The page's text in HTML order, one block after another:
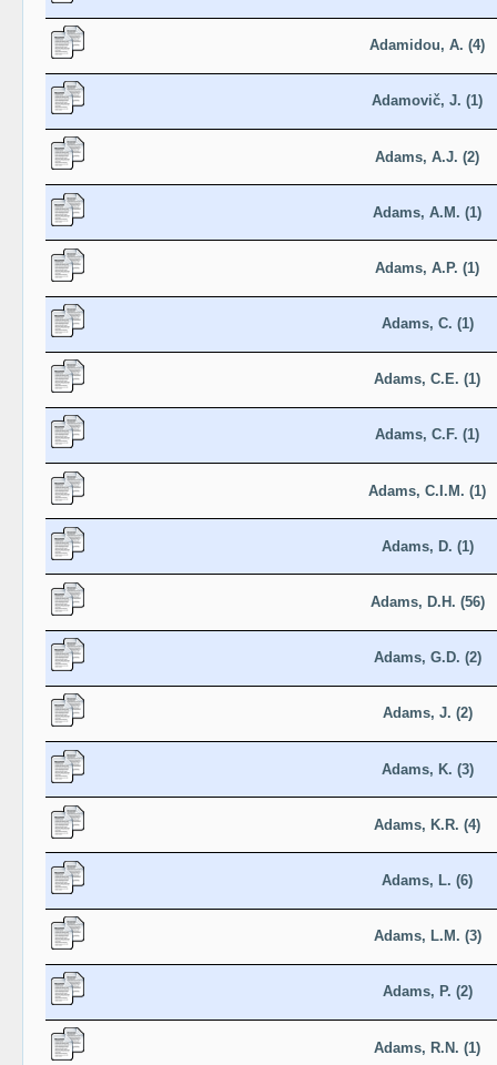
Adamidou, A. (4)
Adamovič, J. (1)
Adams, A.J. (2)
Adams, A.M. (1)
Adams, A.P. (1)
Adams, C. (1)
Adams, C.E. (1)
Adams, C.F. (1)
Adams, C.I.M. (1)
Adams, D. (1)
Adams, D.H. (56)
Adams, G.D. (2)
Adams, J. (2)
Adams, K. (3)
Adams, K.R. (4)
Adams, L. (6)
Adams, L.M. (3)
Adams, P. (2)
Adams, R.N. (1)